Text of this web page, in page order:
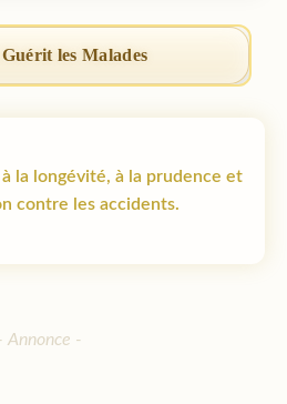
les Malades
la longévité, à la prudence et
contre les accidents.